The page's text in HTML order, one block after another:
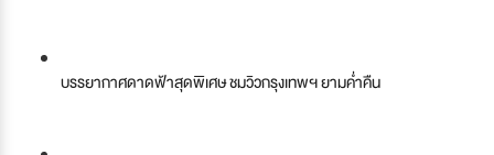
บรรยากาศดาดฟ้าสุดพิเศษ ชมวิวกรุงเทพฯ ยามค่ำคืน